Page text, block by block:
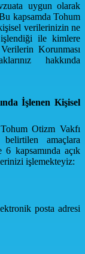
uygun olarak
kapsamda Tohum
verilerinizin ne
ile kimlere
Korunması
hakkında
İşlenen Kişisel
Otizm Vakfı
amaçlara
kapsamında açık
işlemekteyiz:
posta adresi